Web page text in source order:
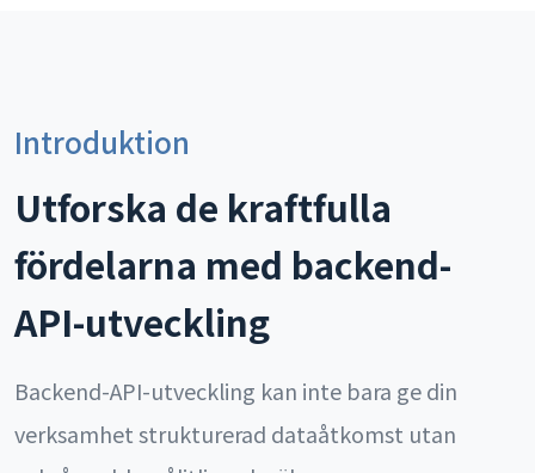
Introduktion
Utforska de kraftfulla
fördelarna med backend-
API-utveckling
Backend-API-utveckling kan inte bara ge din
verksamhet strukturerad dataåtkomst utan